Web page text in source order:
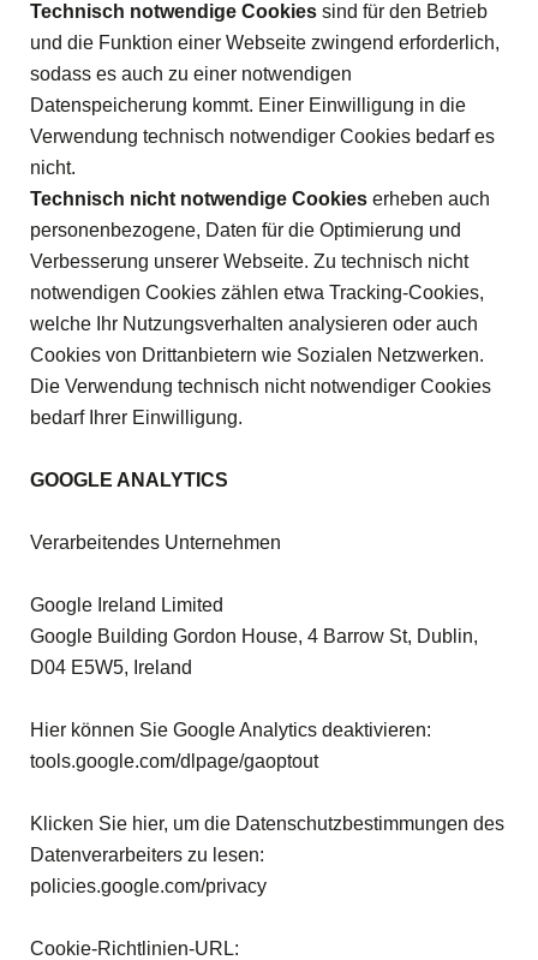
Technisch notwendige Cookies sind für den Betrieb
und die Funktion einer Webseite zwingend erforderlich,
sodass es auch zu einer notwendigen
Datenspeicherung kommt. Einer Einwilligung in die
Verwendung technisch notwendiger Cookies bedarf es
nicht.
Technisch nicht notwendige Cookies erheben auch
personenbezogene, Daten für die Optimierung und
Verbesserung unserer Webseite. Zu technisch nicht
notwendigen Cookies zählen etwa Tracking-Cookies,
welche Ihr Nutzungsverhalten analysieren oder auch
Cookies von Drittanbietern wie Sozialen Netzwerken.
Die Verwendung technisch nicht notwendiger Cookies
bedarf Ihrer Einwilligung.
GOOGLE ANALYTICS
Verarbeitendes Unternehmen
Google Ireland Limited
Google Building Gordon House, 4 Barrow St, Dublin,
D04 E5W5, Ireland
Hier können Sie Google Analytics deaktivieren:
tools.google.com/dlpage/gaoptout
Klicken Sie hier, um die Datenschutzbestimmungen des
Datenverarbeiters zu lesen:
policies.google.com/privacy
Cookie-Richtlinien-URL: